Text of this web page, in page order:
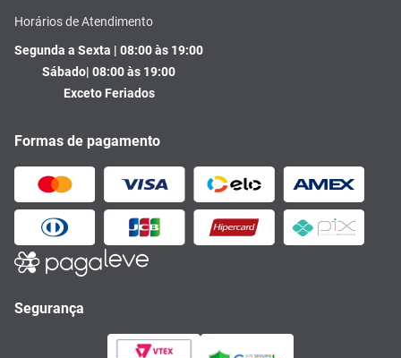
Horários de Atendimento
Segunda a Sexta | 08:00 às 19:00
Sábado| 08:00 às 19:00
Exceto Feriados
Formas de pagamento
Segurança